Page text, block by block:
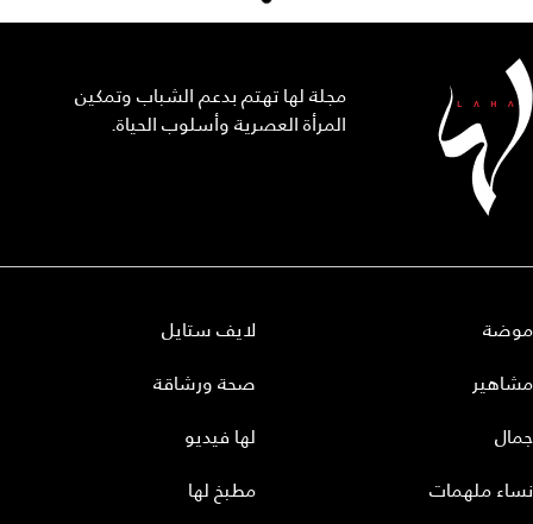
مجلة لها تهتم بدعم الشباب وتمكين
المرأة العصرية وأسلوب الحياة.
موضة
مشاهير
جمال
نساء ملهمات
لايف ستايل
صحة ورشاقة
لها فيديو
مطبخ لها